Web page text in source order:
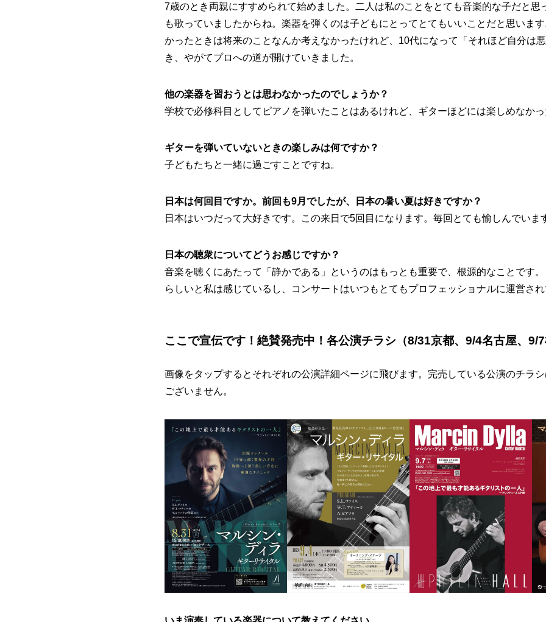
7歳のとき両親にすすめられて始めました。二人は私のことをとても音楽的な子だと思
も歌っていましたからね。楽器を弾くのは子どもにとってとてもいいことだと思いま
かったときは将来のことなんか考えなかったけれど、10代になって「それほど自分は
き、やがてプロへの道が開けていきました。
他の楽器を習おうとは思わなかったのでしょうか？
学校で必修科目としてピアノを弾いたことはあるけれど、ギターほどには楽しめなかっ
ギターを弾いていないときの楽しみは何ですか？
子どもたちと一緒に過ごすことですね。
日本は何回目ですか。前回も9月でしたが、日本の暑い夏は好きですか？
日本はいつだって大好きです。この来日で5回目になります。毎回とても愉しんでいま
日本の聴衆についてどうお感じですか？
音楽を聴くにあたって「静かである」というのはもっとも重要で、根源的なことです
らしいと私は感じているし、コンサートはいつもとてもプロフェッショナルに運営され
ここで宣伝です！絶賛発売中！各公演チラシ（8/31京都、9/4名古屋、9/7
画像をタップするとそれぞれの公演詳細ページに飛びます。完売している公演のチラ
ございません。